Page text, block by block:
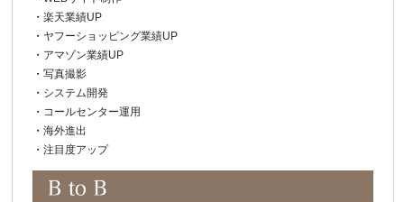
・ 楽天業績UP
・ ヤフーショッピング業績UP
・ アマゾン業績UP
・ 写真撮影
・ システム開発
・ コールセンター運用
・ 海外進出
・ 注目度アップ